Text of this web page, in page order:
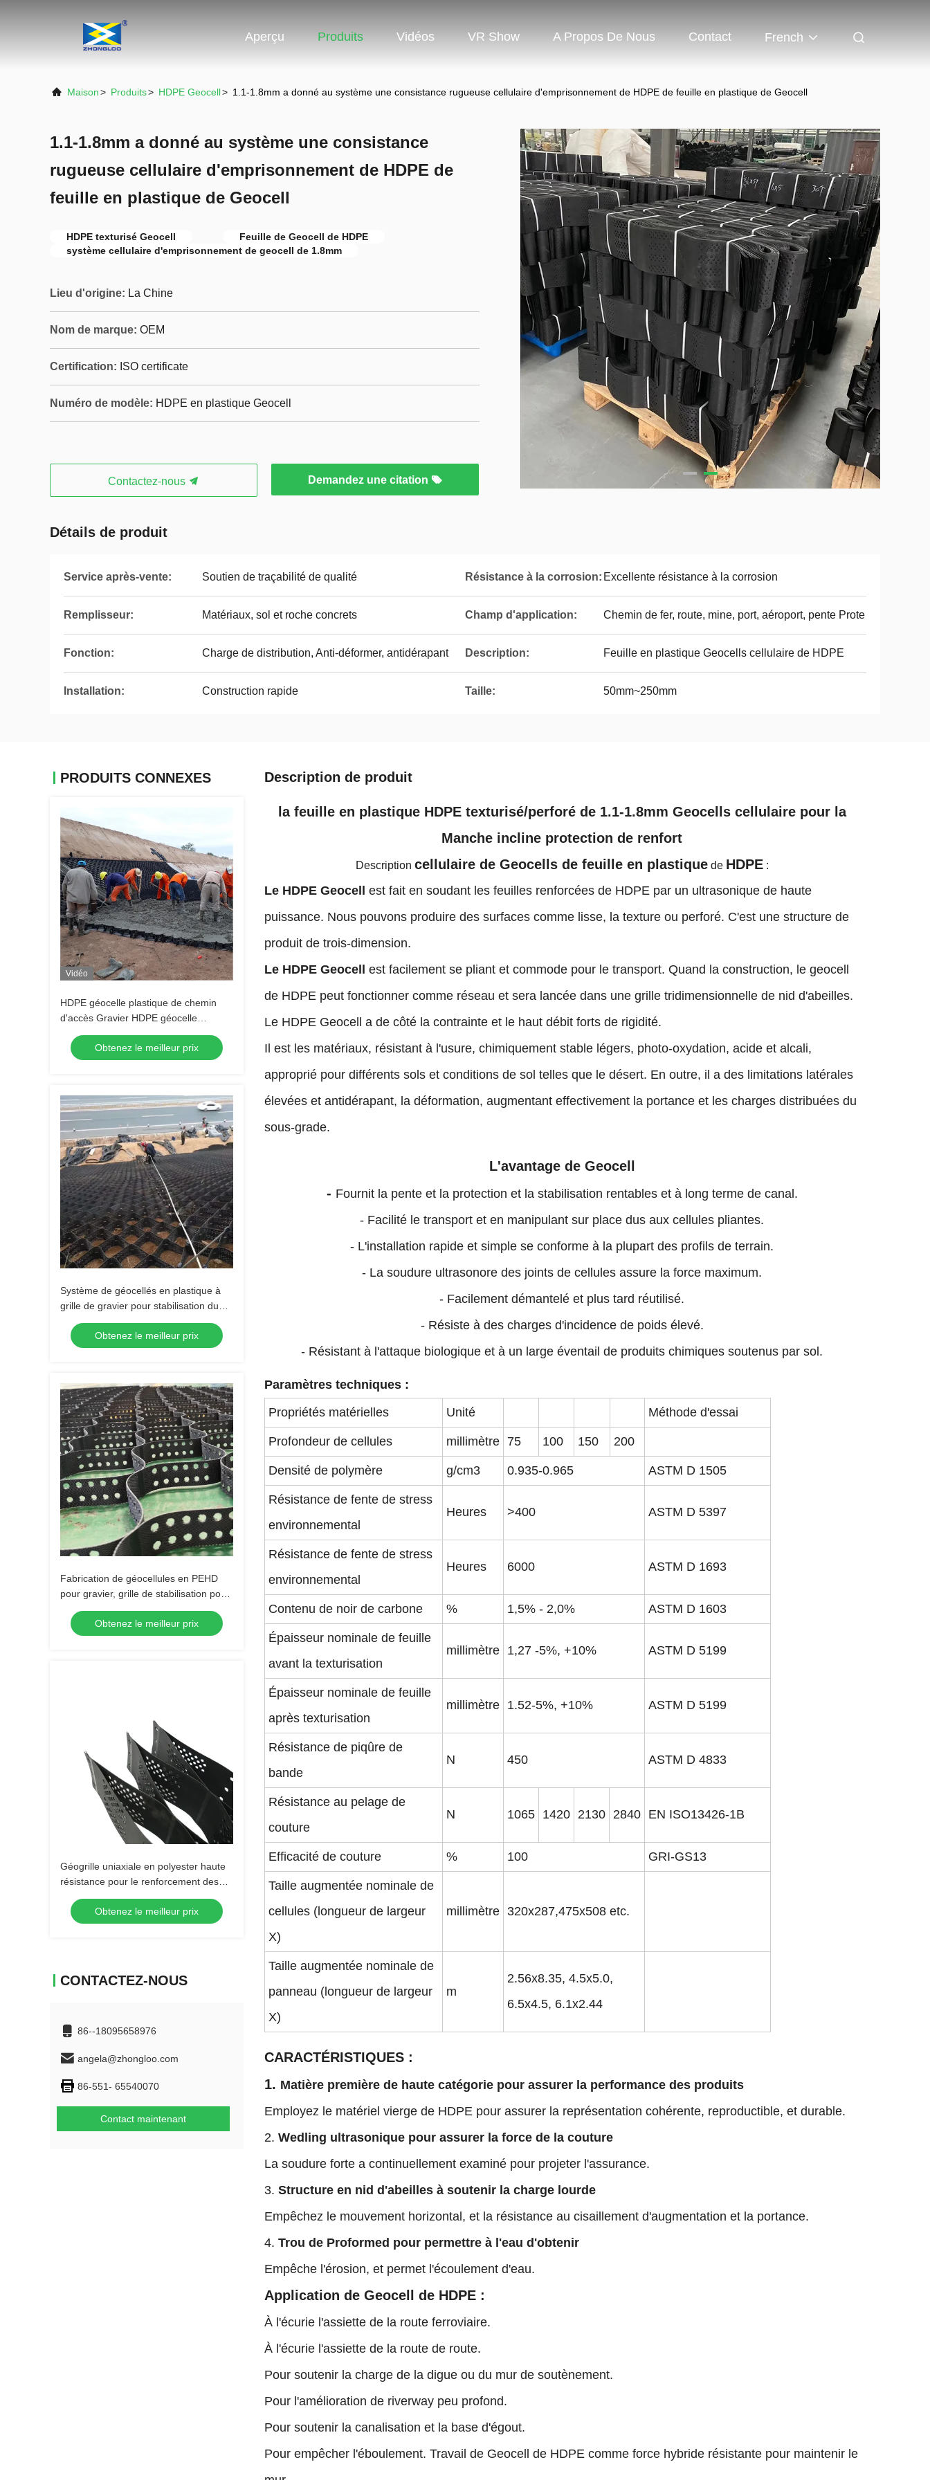
Aperçu Produits Vidéos VR Show A Propos De Nous Contact French
Maison> Produits> HDPE Geocell> 1.1-1.8mm a donné au système une consistance rugueuse cellulaire d'emprisonnement de HDPE de feuille en plastique de Geocell
1.1-1.8mm a donné au système une consistance
rugueuse cellulaire d'emprisonnement de HDPE de
feuille en plastique de Geocell
HDPE texturisé Geocell
Feuille de Geocell de HDPE
système cellulaire d'emprisonnement de geocell de 1.8mm
Lieu d'origine: La Chine
Nom de marque: OEM
Certification: ISO certificate
Numéro de modèle: HDPE en plastique Geocell
Contactez-nous Demandez une citation
Détails de produit
Service après-vente: Soutien de traçabilité de qualité Résistance à la corrosion: Excellente résistance à la corrosion
Remplisseur: Matériaux, sol et roche concrets Champ d'application: Chemin de fer, route, mine, port, aéroport, pente Prote
Fonction: Charge de distribution, Anti-déformer, antidérapant Description: Feuille en plastique Geocells cellulaire de HDPE
Installation: Construction rapide Taille: 50mm~250mm
PRODUITS CONNEXES
Vidéo
HDPE géocelle plastique de chemin
d'accès Gravier HDPE géocelle
contrôle du sol dans la route pour le
renforcement de la route Protection de
la pente contrôle de l'érosion Gravier
Obtenez le meilleur prix
Système de géocellés en plastique à
grille de gravier pour stabilisation du
sol et renforcement des murs de
soutènementObtenez le meilleur prix
Fabrication de géocellules en PEHD
pour gravier, grille de stabilisation pour
allées, utilisation pour les projets
routiers et les voies d'accès
Obtenez le meilleur prix
Géogrille uniaxiale en polyester haute
résistance pour le renforcement des
sols, le support de géocellules et
diverses applications de génie civil.
Durable, fiable et disponible.
Obtenez le meilleur prix
CONTACTEZ-NOUS
86--18095658976
angela@zhongloo.com
86-551- 65540070
Contact maintenant
Description de produit
la feuille en plastique HDPE texturisé/perforé de 1.1-1.8mm Geocells cellulaire pour la
Manche incline protection de renfort
Description cellulaire de Geocells de feuille en plastiquede HDPE :
Le HDPE Geocell
est fait en soudant les feuilles renforcées de HDPE par un ultrasonique de haute
puissance. Nous pouvons produire des surfaces comme lisse, la texture ou perforé. C'est une structure de
produit de trois-dimension.
Le HDPE Geocell
est facilement se pliant et commode pour le transport. Quand la construction, le geocell
de HDPE peut fonctionner comme réseau et sera lancée dans une grille tridimensionnelle de nid d'abeilles.
Le HDPE Geocell a de côté la contrainte et le haut débit forts de rigidité.
Il est les matériaux, résistant à l'usure, chimiquement stable légers, photo-oxydation, acide et alcali,
approprié pour différents sols et conditions de sol telles que le désert. En outre, il a des limitations latérales
élevées et antidérapant, la déformation, augmentant effectivement la portance et les charges distribuées du
sous-grade.
L'avantage de Geocell
- Fournit la pente et la protection et la stabilisation rentables et à long terme de canal.
- Facilité le transport et en manipulant sur place dus aux cellules pliantes.
- L'installation rapide et simple se conforme à la plupart des profils de terrain.
- La soudure ultrasonore des joints de cellules assure la force maximum.
- Facilement démantelé et plus tard réutilisé.
- Résiste à des charges d'incidence de poids élevé.
- Résistant à l'attaque biologique et à un large éventail de produits chimiques soutenus par sol.
Paramètres techniques :
Propriétés matérielles
Unité Méthode d'essai
Profondeur de cellules millimètre 75 100 150 200
Densité de polymère g/cm3 0.935-0.965 ASTM D 1505
Résistance de fente de stress
environnemental
Heures >400 ASTM D 5397
Résistance de fente de stress
environnemental
Heures 6000 ASTM D 1693
Contenu de noir de carbone % 1,5% - 2,0% ASTM D 1603
Épaisseur nominale de feuille
avant la texturisation
millimètre 1,27 -5%, +10% ASTM D 5199
Épaisseur nominale de feuille
après texturisation
millimètre 1.52-5%, +10% ASTM D 5199
Résistance de piqûre de
bande
N 450 ASTM D 4833
Résistance au pelage de
couture
N 1065 1420 2130 2840 EN ISO13426-1B
Efficacité de couture % 100 GRI-GS13
Taille augmentée nominale de
cellules (longueur de largeur
X)
millimètre 320x287,475x508 etc.
Taille augmentée nominale de
panneau (longueur de largeur
X)
m
2.56x8.35, 4.5x5.0,
6.5x4.5, 6.1x2.44
CARACTÉRISTIQUES :
1. Matière première de haute catégorie pour assurer la performance des produits
Employez le matériel vierge de HDPE pour assurer la représentation cohérente, reproductible, et durable.
2. Wedling ultrasonique pour assurer la force de la couture
La soudure forte a continuellement examiné pour projeter l'assurance.
3. Structure en nid d'abeilles à soutenir la charge lourde
Empêchez le mouvement horizontal, et la résistance au cisaillement d'augmentation et la portance.
4. Trou de Proformed pour permettre à l'eau d'obtenir
Empêche l'érosion, et permet l'écoulement d'eau.
Application de Geocell de HDPE :
À l'écurie l'assiette de la route ferroviaire.
À l'écurie l'assiette de la route de route.
Pour soutenir la charge de la digue ou du mur de soutènement.
Pour l'amélioration de riverway peu profond.
Pour soutenir la canalisation et la base d'égout.
Pour empêcher l'éboulement. Travail de Geocell de HDPE comme force hybride résistante pour maintenir le